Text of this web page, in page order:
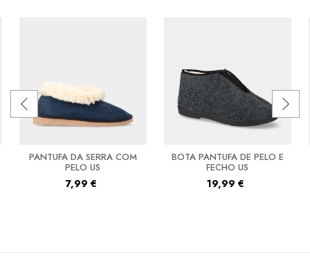
PANTUFA DA SERRA COM
PELO US
7,99 €
BOTA PANTUFA DE PELO E
FECHO US
19,99 €